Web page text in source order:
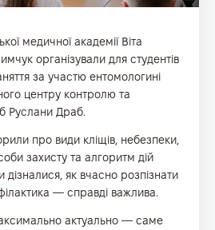
медичної академії Віта
організували для студентів
за участю ентомологині
центру контролю та
Руслани Драб.
про види кліщів, небезпеки,
захисту та алгоритм дій
дізналися, як вчасно розпізнати
— справді важлива.
актуально — саме